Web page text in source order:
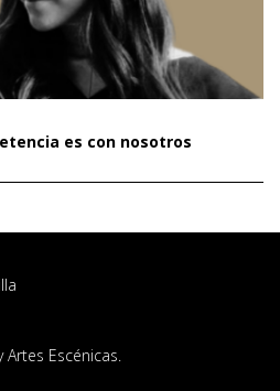
es con nosotros
Escénicas.